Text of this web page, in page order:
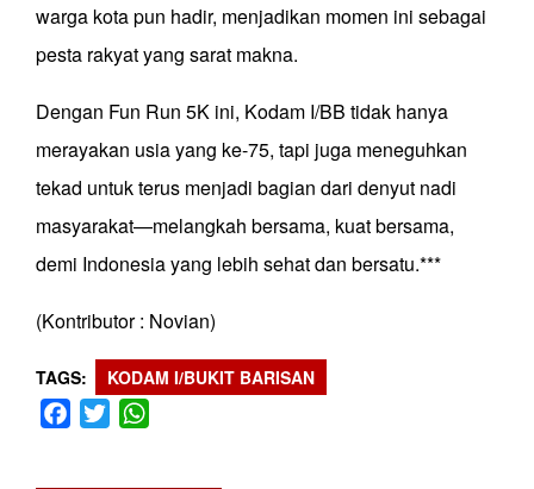
warga kota pun hadir, menjadikan momen ini sebagai
pesta rakyat yang sarat makna.
Dengan Fun Run 5K ini, Kodam I/BB tidak hanya
merayakan usia yang ke-75, tapi juga meneguhkan
tekad untuk terus menjadi bagian dari denyut nadi
masyarakat—melangkah bersama, kuat bersama,
demi Indonesia yang lebih sehat dan bersatu.***
(Kontributor : Novian)
TAGS KODAM I/BUKIT BARISAN
Facebook
Twitter